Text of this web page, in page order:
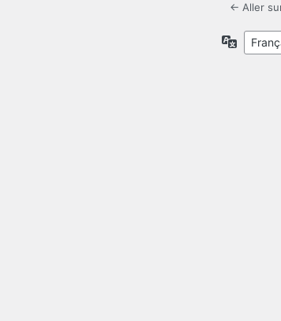
← Aller
Langue